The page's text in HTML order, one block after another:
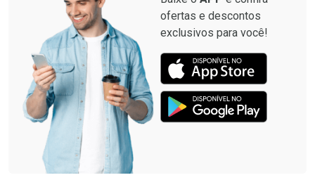
ofertas e descontos
exclusivos para você!